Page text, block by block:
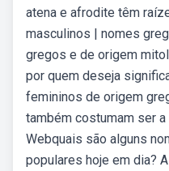
atena e afrodite têm
masculinos | nomes
gregos e de origem
por quem deseja
femininos de origem
também costumam ser
Webquais são alguns
populares hoje em dia?